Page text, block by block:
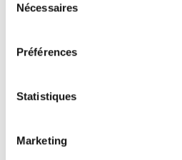
Nécessaires
Préférences
Statistiques
Marketing